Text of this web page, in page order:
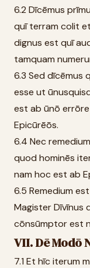
6.2 Dīcēmus
quī terram colit
dignus est quī
tamquam
6.3 Sed dīcēmus
esse ut
est ab ūnō
Epicūrēōs.
6.4 Nec
quod hominēs
nam hoc est ab
6.5 Remedium
Magister Dīvīnus
cōnsūmptor est
VII. Dē Modō
7.1 Et hīc iterum